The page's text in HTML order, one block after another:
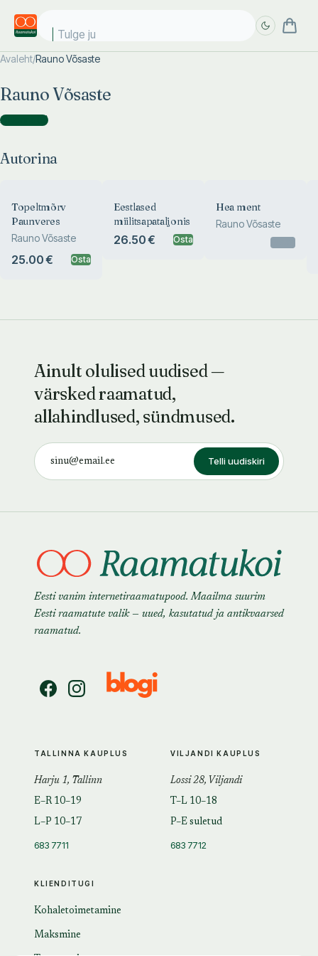
Tulge jub
Avaleht/Rauno Võsaste
Rauno Võsaste
Autorina )
Autorina
Topeltmõrv
Paunveres
Rauno Võsaste
25.00 € Osta
Eestlased
miilitsapataljonis
26.50 € Osta
Hea ment
Rauno Võsaste
Ainult olulised uudised —
värsked raamatud,
allahindlused, sündmused.
Telli uudiskiri
Eesti vanim internetiraamatupood. Maailma suurim
Eesti raamatute valik — uued, kasutatud ja antikvaarsed
raamatud.
KLIENDITUGI
Kohaletoimetamine
Maksmine
TALLINNA KAUPLUS
Harju 1, Tallinn
E–R 10–19
L–P 10–17
683 7711
VILJANDI KAUPLUS
Lossi 28, Viljandi
T–L 10–18
P–E suletud
683 7712